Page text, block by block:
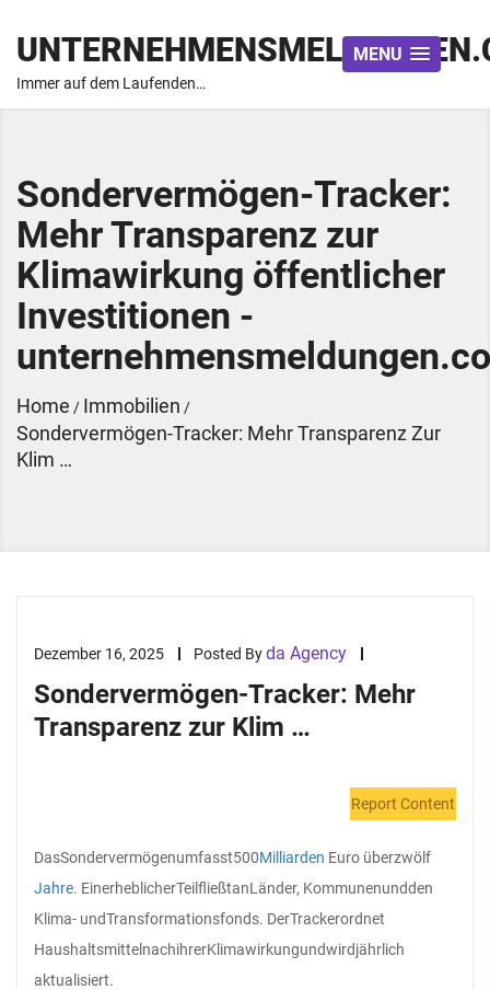
Immer auf dem Laufenden…
MENU
Sondervermögen-Tracker:
Mehr Transparenz zur
Klimawirkung öffentlicher
Investitionen -
Home / Immobilien /
Sondervermögen-Tracker: Mehr Transparenz Zur
Klim …
Dezember 16, 2025 Posted Byda Agency
Sondervermögen-Tracker: Mehr
Transparenz zur Klim …
Report Content
DasSondervermögenumfasst500Milliarden Euro überzwölf
Jahre. EinerheblicherTeilfließtanLänder, Kommunenundden
Klima- undTransformationsfonds. DerTrackerordnet
Haushaltsmittel nachihrerKlimawirkungundwirdjährlich
aktualisiert.